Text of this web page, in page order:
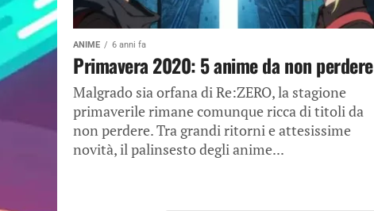
ANIME 6 anni fa
Primavera 2020: 5 anime da non perdere
Malgrado sia orfana di Re:ZERO, la stagione
primaverile rimane comunque ricca di titoli da
non perdere. Tra grandi ritorni e attesissime
novità, il palinsesto degli anime...